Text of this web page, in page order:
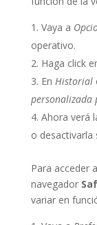
Vaya a
operativo.
Haga click
En Historial
Ahora verá
o desactivarla
Para acceder
navegador
variar en